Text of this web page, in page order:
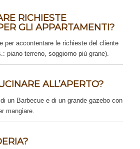
RICHIESTE
GLI APPARTAMENTI?
per accontentare le richieste del cliente
piano terreno, soggiorno più grane).
ALL’APERTO?
un Barbecue e di un grande gazebo con
mangiare.